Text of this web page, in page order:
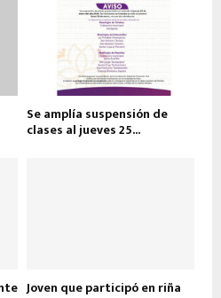
Se amplía suspensión de
clases al jueves 25...
Joven que participó en riña